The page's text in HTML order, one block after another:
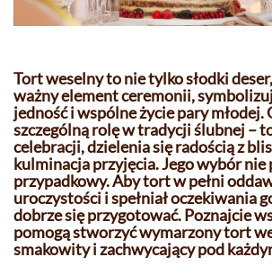
Tort weselny to nie tylko słodki
ważny element ceremonii,
jedność i wspólne życie pary młodej.
szczególną rolę w tradycji ślubnej –
celebracji, dzielenia się radością z
kulminacja przyjęcia. Jego wybór nie
przypadkowy. Aby tort w pełni
uroczystości i spełniał oczekiwania
dobrze się przygotować. Poznajcie
pomogą stworzyć wymarzony tort
smakowity i zachwycający pod